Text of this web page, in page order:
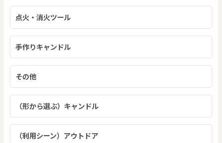
点火・消火ツール
手作りキャンドル
その他
（形から選ぶ）キャンドル
（利用シーン）アウトドア